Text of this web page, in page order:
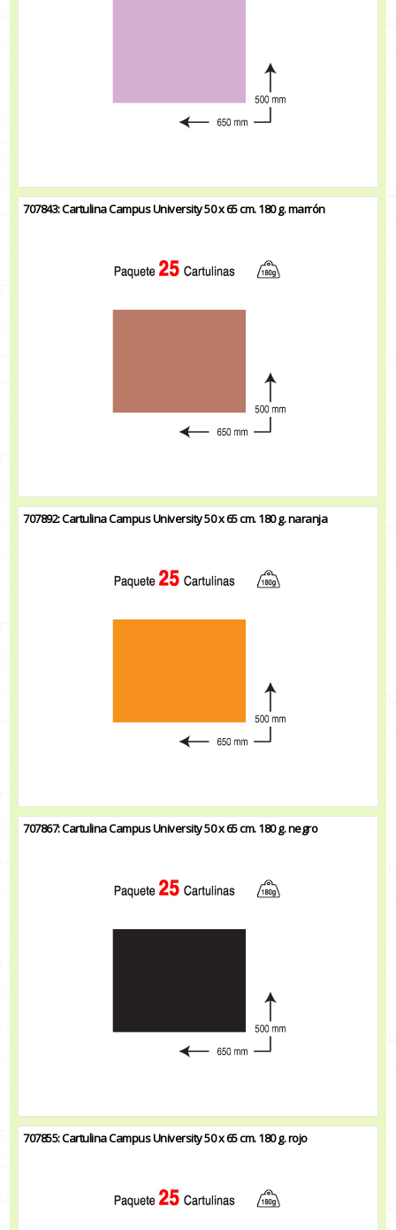
707843: Cartulina Campus University 50 x 65 cm. 180 g. marrón
707892: Cartulina Campus University 50 x 65 cm. 180 g. naranja
707867: Cartulina Campus University 50 x 65 cm. 180 g. negro
707855: Cartulina Campus University 50 x 65 cm. 180 g. rojo